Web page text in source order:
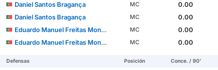
Daniel Santos Bragança
MC
0.00
Daniel Santos Bragança
MC
0.00
Eduardo Manuel Freitas Monteiro Ferreira Felicíssimo
MC
0.00
Eduardo Manuel Freitas Monteiro Ferreira Felicíssimo
MC 0.00
Defensas Posición Conce. / 90'